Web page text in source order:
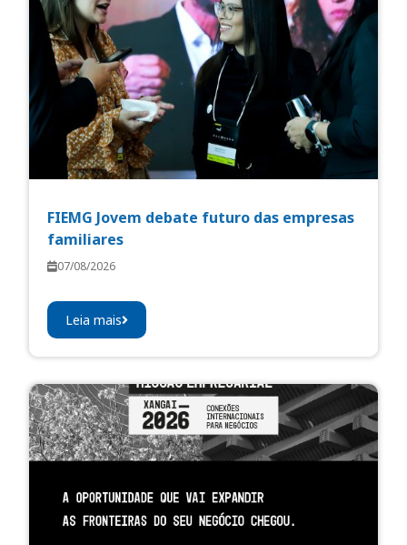
FIEMG Jovem debate futuro das empresas
familiares
07/08/2026
Leia mais